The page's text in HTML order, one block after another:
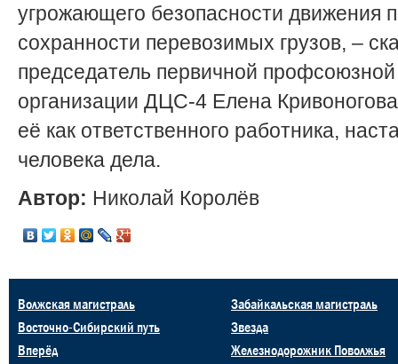
угрожающего безопасности движения
сохранности перевозимых грузов, –
председатель первичной профсоюзной
организации ДЦС-4 Елена
её как ответственного работника,
человека дела.
Автор: Николай Королёв
Волжская магистраль
Восточно-Сибирский путь
Вперёд
Забайкальская магистраль
Звезда
Железнодорожник Поволжья